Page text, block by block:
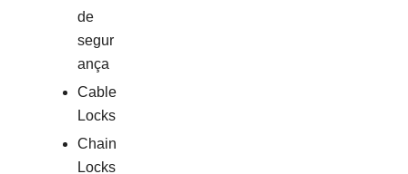
de
segur
ança
Cable
Locks
Chain
Locks